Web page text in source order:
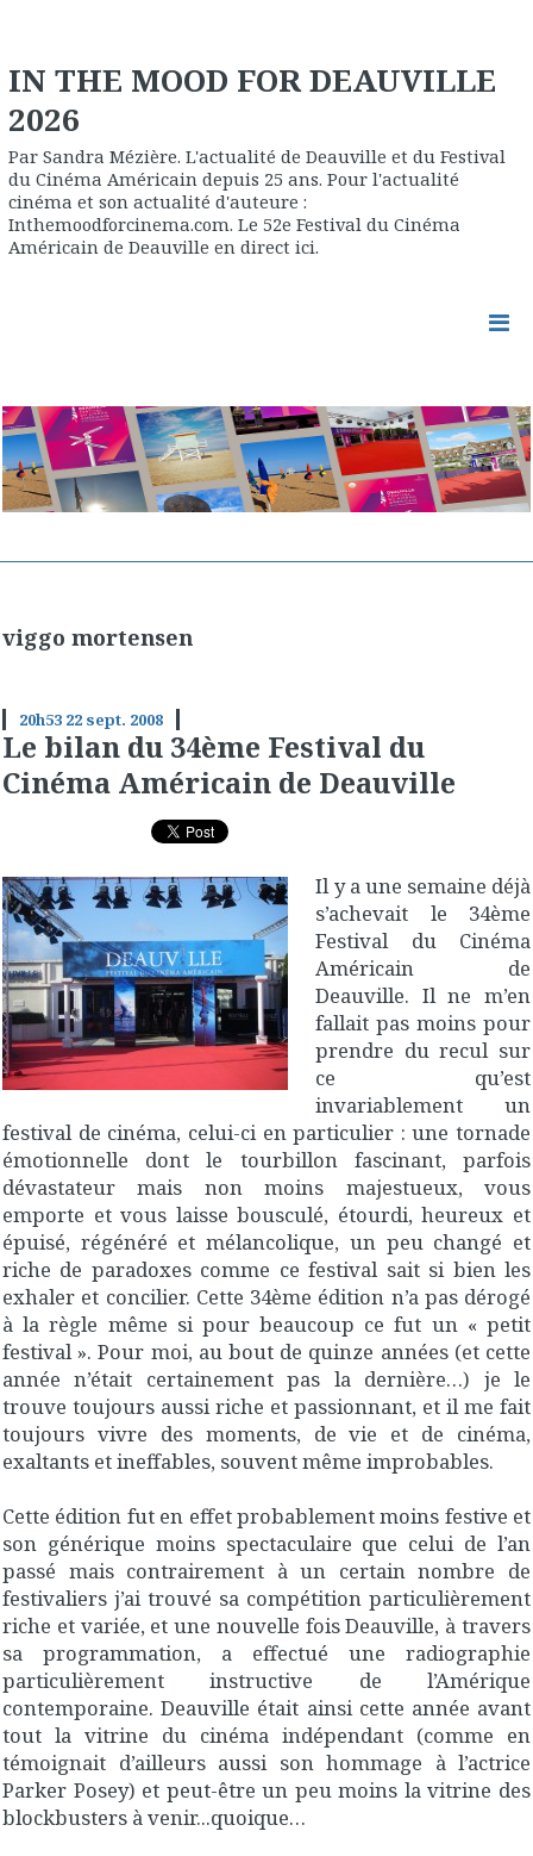
IN THE MOOD FOR DEAUVILLE
2026
Par Sandra Mézière. L'actualité de Deauville et du Festival
du Cinéma Américain depuis 25 ans. Pour l'actualité
cinéma et son actualité d'auteure :
Inthemoodforcinema.com. Le 52e Festival du Cinéma
Américain de Deauville en direct ici.
viggo mortensen
20h53 22 sept. 2008
Le bilan du 34ème Festival du
Cinéma Américain de Deauville
Il y a une semaine déjà
s’achevait le 34ème
Festival du Cinéma
Américain de
Deauville. Il ne m’en
fallait pas moins pour
prendre du recul sur
ce qu’est
invariablement un
festival de cinéma, celui-ci en particulier : une tornade
émotionnelle dont le tourbillon fascinant, parfois
dévastateur mais non moins majestueux, vous
emporte et vous laisse bousculé, étourdi, heureux et
épuisé, régénéré et mélancolique, un peu changé et
riche de paradoxes comme ce festival sait si bien les
exhaler et concilier. Cette 34ème édition n’a pas dérogé
à la règle même si pour beaucoup ce fut un « petit
festival ». Pour moi, au bout de quinze années (et cette
année n’était certainement pas la dernière…) je le
trouve toujours aussi riche et passionnant, et il me fait
toujours vivre des moments, de vie et de cinéma,
exaltants et ineffables, souvent même improbables.
Cette édition fut en effet probablement moins festive et
son générique moins spectaculaire que celui de l’an
passé mais contrairement à un certain nombre de
festivaliers j’ai trouvé sa compétition particulièrement
riche et variée, et une nouvelle fois Deauville, à travers
sa programmation, a effectué une radiographie
particulièrement instructive de l’Amérique
contemporaine. Deauville était ainsi cette année avant
tout la vitrine du cinéma indépendant (comme en
témoignait d’ailleurs aussi son hommage à l’actrice
Parker Posey) et peut-être un peu moins la vitrine des
blockbusters à venir...quoique…